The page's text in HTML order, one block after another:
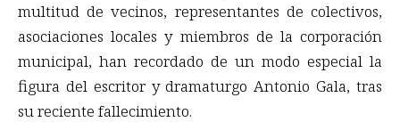
multitud de vecinos, representantes de colectivos,
asociaciones locales y miembros de la corporación
municipal, han recordado de un modo especial la
figura del escritor y dramaturgo Antonio Gala, tras
su reciente fallecimiento.